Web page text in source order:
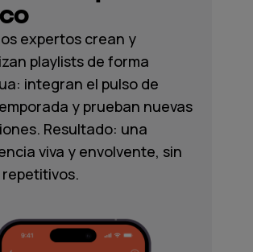
expertos crean y
playlists de forma
integran el pulso de
y prueban nuevas
Resultado: una
viva y envolvente, sin